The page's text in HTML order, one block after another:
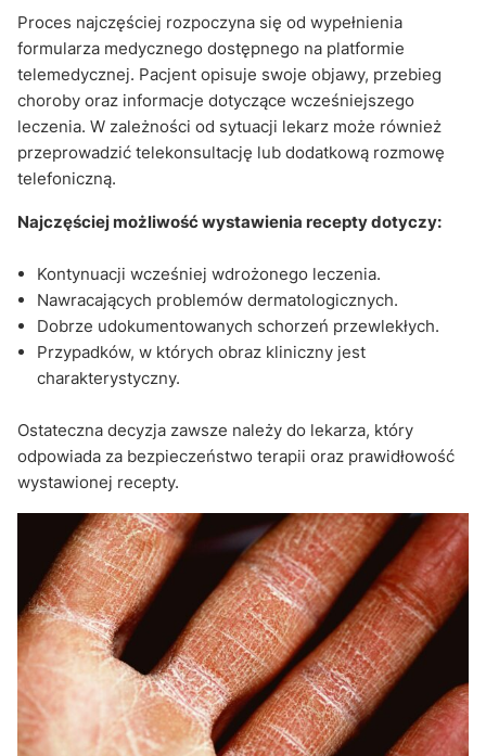
Proces najczęściej rozpoczyna się od wypełnienia
formularza medycznego dostępnego na platformie
telemedycznej. Pacjent opisuje swoje objawy, przebieg
choroby oraz informacje dotyczące wcześniejszego
leczenia. W zależności od sytuacji lekarz może również
przeprowadzić telekonsultację lub dodatkową rozmowę
telefoniczną.
Najczęściej możliwość wystawienia recepty dotyczy:
Kontynuacji wcześniej wdrożonego leczenia.
Nawracających problemów dermatologicznych.
Dobrze udokumentowanych schorzeń przewlekłych.
Przypadków, w których obraz kliniczny jest
charakterystyczny.
Ostateczna decyzja zawsze należy do lekarza, który
odpowiada za bezpieczeństwo terapii oraz prawidłowość
wystawionej recepty.